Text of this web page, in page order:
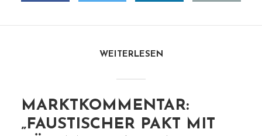
WEITERLESEN
MARKTKOMMENTAR:
„FAUSTISCHER PAKT MIT